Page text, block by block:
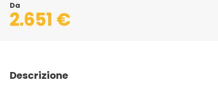
Da
2.651 €
Descrizione